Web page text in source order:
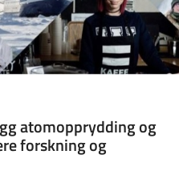
atomopprydding og
forskning og